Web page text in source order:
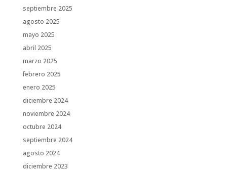
septiembre 2025
agosto 2025
mayo 2025
abril 2025
marzo 2025
febrero 2025
enero 2025
diciembre 2024
noviembre 2024
octubre 2024
septiembre 2024
agosto 2024
diciembre 2023